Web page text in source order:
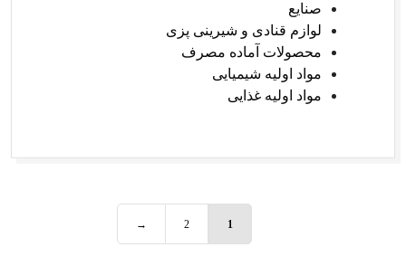
صنایع
لوازم قنادی و شیرینی پزی
محصولات آماده مصرف
مواد اولیه شیمیایی
مواد اولیه غذایی
1
2
→